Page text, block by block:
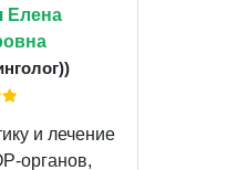
Елена
и лечение
органов,